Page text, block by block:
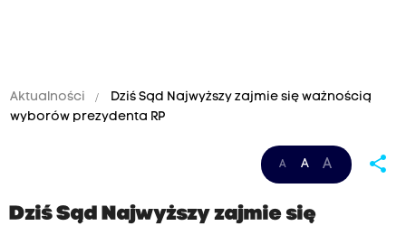
Aktualności
Dziś Sąd Najwyższy zajmie się ważnością
wyborów prezydenta RP
A A A share
Dziś Sąd Najwyższy zajmie się